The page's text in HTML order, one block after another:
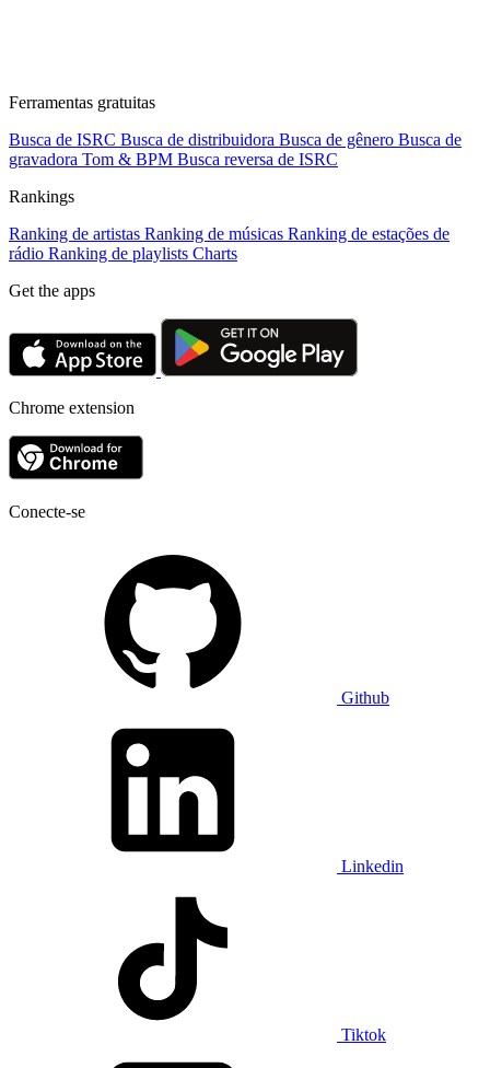
Ferramentas gratuitas
Busca de ISRC Busca de distribuidora Busca de gênero Busca de
gravadora Tom & BPM Busca reversa de ISRC
Rankings
Ranking de artistas Ranking de músicas Ranking de estações de
rádio Ranking de playlists Charts
Get the apps
Chrome extension
Conecte-se
Github
Linkedin
Tiktok